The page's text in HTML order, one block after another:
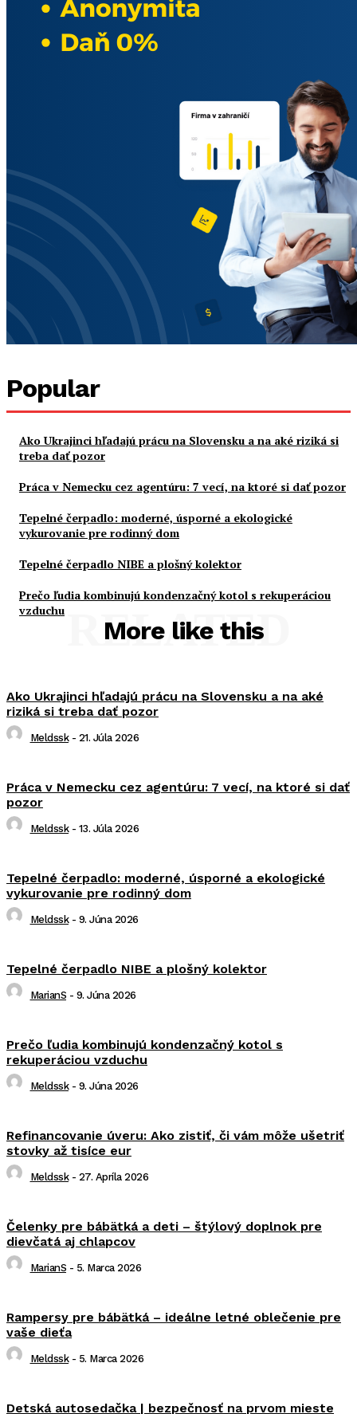
Popular
Ako Ukrajinci hľadajú prácu na Slovensku a na aké riziká si
treba dať pozor
Práca v Nemecku cez agentúru: 7 vecí, na ktoré si dať pozor
Tepelné čerpadlo: moderné, úsporné a ekologické
vykurovanie pre rodinný dom
Tepelné čerpadlo NIBE a plošný kolektor
Prečo ľudia kombinujú kondenzačný kotol s rekuperáciou
vzduchu
More like this
RELATED
Ako Ukrajinci hľadajú prácu na Slovensku a na aké
riziká si treba dať pozor
Meldssk - 21. Júla 2026
Práca v Nemecku cez agentúru: 7 vecí, na ktoré si dať
pozor
Meldssk - 13. Júla 2026
Tepelné čerpadlo: moderné, úsporné a ekologické
vykurovanie pre rodinný dom
Meldssk - 9. Júna 2026
Tepelné čerpadlo NIBE a plošný kolektor
MarianS - 9. Júna 2026
Prečo ľudia kombinujú kondenzačný kotol s
rekuperáciou vzduchu
Meldssk - 9. Júna 2026
Refinancovanie úveru: Ako zistiť, či vám môže ušetriť
stovky až tisíce eur
Meldssk - 27. Apríla 2026
Čelenky pre bábätká a deti – štýlový doplnok pre
dievčatá aj chlapcov
MarianS - 5. Marca 2026
Rampersy pre bábätká – ideálne letné oblečenie pre
vaše dieťa
Meldssk - 5. Marca 2026
Detská autosedačka | bezpečnosť na prvom mieste